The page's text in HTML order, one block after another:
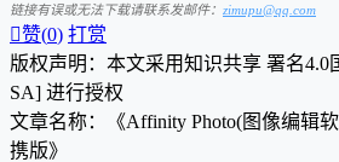
链接有误或无法下载请联系发邮件： zimupu@qq.com
赞(0) 打赏
版权声明：本文采用知识共享 署名4.0
SA] 进行授权
文章名称：《Affinity Photo(图像编辑
携版》